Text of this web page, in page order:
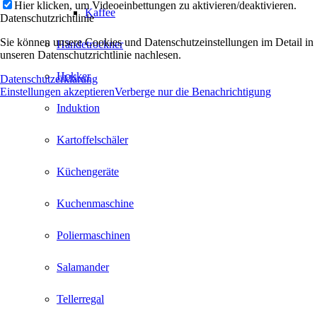
Kaffee
Händetrockner
Hokker
Induktion
Kartoffelschäler
Küchengeräte
Kuchenmaschine
Poliermaschinen
Salamander
Tellerregal
Hier klicken, um Videoeinbettungen zu aktivieren/deaktivieren.
Datenschutzrichtlinie
Sie können unsere Cookies und Datenschutzeinstellungen im Detail in
unseren Datenschutzrichtlinie nachlesen.
Datenschutzerklärung
Einstellungen akzeptierenVerberge nur die Benachrichtigung